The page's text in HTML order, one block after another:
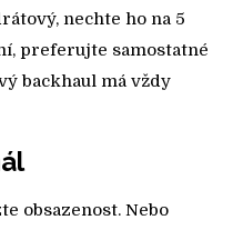
nechte ho na 5
preferujte samostatné
backhaul má vždy
obsazenost. Nebo